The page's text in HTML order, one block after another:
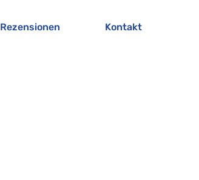
Rezensionen Kontakt